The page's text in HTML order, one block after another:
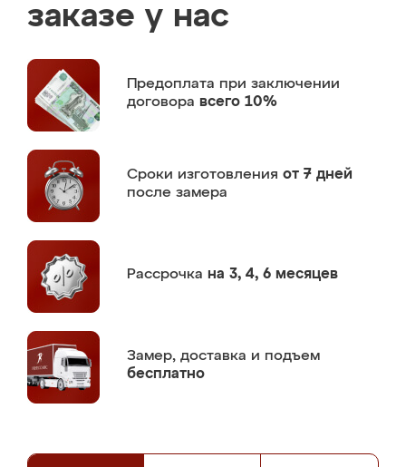
заказе у нас
Предоплата при заключении
договора всего 10%
Сроки изготовления от 7 дней
после замера
Рассрочка на 3, 4, 6 месяцев
Замер, доставка и подъем
бесплатно